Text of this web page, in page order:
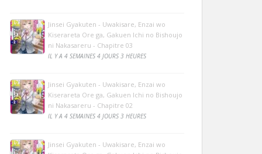
Jinsei Gyakuten - Uwakisare, Enzai wo
Kiserareta Ore ga, Gakuen Ichi no Bishoujo
ni Nakasareru - Chapitre 03
IL Y A 4 SEMAINES 4 JOURS 3 HEURES
Jinsei Gyakuten - Uwakisare, Enzai wo
Kiserareta Ore ga, Gakuen Ichi no Bishoujo
ni Nakasareru - Chapitre 02
IL Y A 4 SEMAINES 4 JOURS 3 HEURES
Jinsei Gyakuten - Uwakisare, Enzai wo